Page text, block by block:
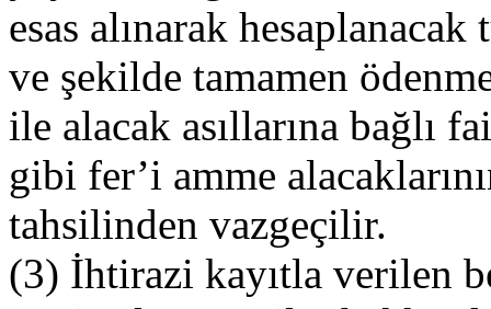
esas alınarak
ve şekilde tamamen
ile alacak asıllarına bağlı
gibi fer’i amme
tahsilinden vazgeçilir.
(3) İhtirazi kayıtla verilen